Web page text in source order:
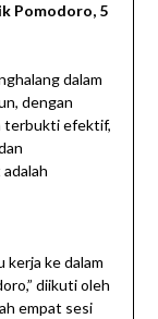
Pomodoro, 5
dalam
dengan
terbukti efektif,
kerja ke dalam
diikuti oleh
empat sesi